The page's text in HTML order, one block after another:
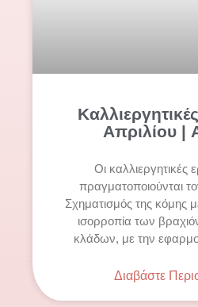
Απριλίου |
Οι καλλιεργητικές
πραγματοποιούνται
Σχηματισμός της κόμης
ισορροπία των
κλάδων, με την
Διαβάστε